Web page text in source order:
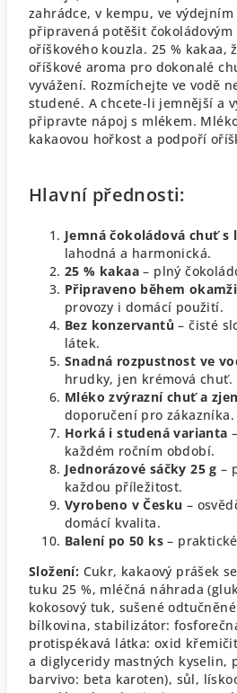
zahrádce, v kempu, ve výdejním
připravená potěšit čokoládovým
oříškového kouzla. 25 % kakaa,
oříškové aroma pro dokonalé
vyvážení. Rozmíchejte ve vodě
studené. A chcete-li jemnější a
připravte nápoj s mlékem.
kakaovou hořkost a podpoří
Hlavní přednosti:
Jemná čokoládová chuť
lahodná a harmonická.
25 % kakaa – plný
Připraveno během
provozy i domácí použití.
Bez konzervantů – čisté
látek.
Snadná rozpustnost ve
hrudky, jen krémová chuť.
Mléko zvýrazní chuť a
doporučení pro zákazníka.
Horká i studená varianta
každém ročním období.
Jednorázové sáčky 25 g –
každou příležitost.
Vyrobeno v Česku –
domácí kvalita.
Balení po 50 ks –
Složení: Cukr, kakaový prášek
tuku 25 %, mléčná náhrada
kokosový tuk, sušené
bílkovina, stabilizátor:
protispékavá látka: oxid
a diglyceridy mastných kyselin,
barvivo: beta karoten), sůl,